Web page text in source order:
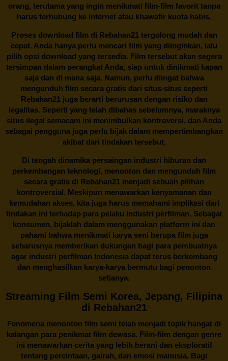
orang, terutama yang ingin menikmati film-film favorit tanpa
harus terhubung ke internet atau khawatir kuota habis.
Proses download film di Rebahan21tergolong mudah dan
cepat. Anda hanya perlu mencari film yang diinginkan, lalu
pilih opsi download yang tersedia. Film tersebut akan segera
tersimpan dalam perangkat Anda, siap untuk dinikmati kapan
saja dan di mana saja. Namun, perlu diingat bahwa
mengunduh film secara gratis dari situs-situs seperti
Rebahan21 juga berarti berurusan dengan risiko dan
legalitas. Seperti yang telah dibahas sebelumnya, maraknya
situs ilegal semacam ini menimbulkan kontroversi, dan Anda
sebagai pengguna juga perlu bijak dalam mempertimbangkan
akibat dari tindakan tersebut.
Di tengah dinamika persaingan industri hiburan dan
perkembangan teknologi, menonton dan mengunduh film
secara gratis di Rebahan21 menjadi sebuah pilihan
kontroversial. Meskipun menawarkan kenyamanan dan
kemudahan akses, kita juga harus memahami implikasi dari
tindakan ini terhadap para pelaku industri perfilman. Sebagai
konsumen, bijaklah dalam menggunakan platform ini dan
pahami bahwa menikmati karya seni berupa film juga
seharusnya memberikan dukungan bagi para pembuatnya
agar industri perfilman Indonesia dapat terus berkembang
dan menghasilkan karya-karya bermutu bagi penonton
setianya.
Streaming Film Semi Korea, Jepang, Filipina
di Rebahan21
Fenomena menonton film semi telah menjadi topik hangat di
kalangan para penikmat film dewasa. Film-film dengan genre
ini menawarkan cerita yang lebih berani dan eksploratif
tentang percintaan, gairah, dan emosi manusia. Bagi